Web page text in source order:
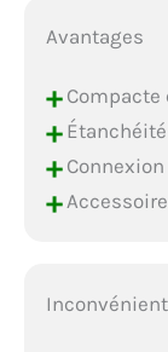
Avantages
+Compacte
+
+
+